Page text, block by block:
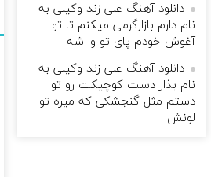
دانلود آهنگ علی زند وکیلی به
نام دارم بازارگرمی میكنم تا تو
آغوش خودم پای تو وا شه
دانلود آهنگ علی زند وکیلی به
نام بذار دست كوچیكت رو تو
دستم مثل گنجشكی كه میره تو
لونش